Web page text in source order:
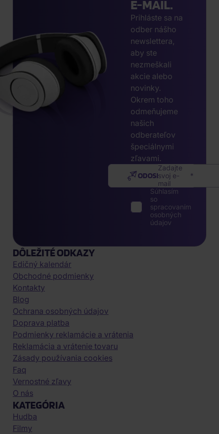
E-MAIL.
Prihláste sa na
odber nášho
newslettera,
aby ste
nezmeškali
akcie alebo
novinky.
Okrem toho
odmeňujeme
našich
odberateľov
špeciálnymi
zľavami.
Zadajte
svoj e-
mail
ODOSLAŤ
Súhlasím
so
spracovaním
osobných
údajov
DÔLEŽITÉ ODKAZY
Edičný kalendár
Obchodné podmienky
Kontakty
Blog
Ochrana osobných údajov
Doprava platba
Podmienky reklamácie a vrátenia
Reklamácia a vrátenie tovaru
Zásady používania cookies
Faq
Vernostné zľavy
O nás
KATEGÓRIA
Hudba
Filmy